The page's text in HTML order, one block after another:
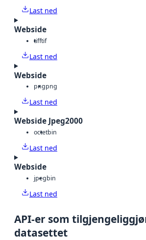
Last ned
Webside
tifftif
Last ned
Webside
pngpng
Last ned
Webside Jpeg2000
octetbin
Last ned
Webside
jpegbin
Last ned
API-er som
datasettet